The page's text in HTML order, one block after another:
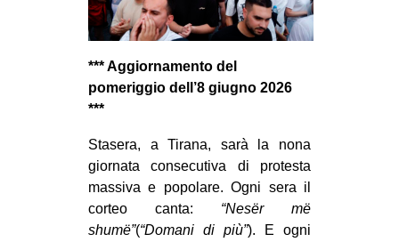
*** Aggiornamento del
pomeriggio dell’8 giugno 2026
***
Stasera, a Tirana, sarà la nona
giornata consecutiva di protesta
massiva e popolare. Ogni sera il
corteo canta: “Nesër më
shumë”(“Domani di più”). E ogni